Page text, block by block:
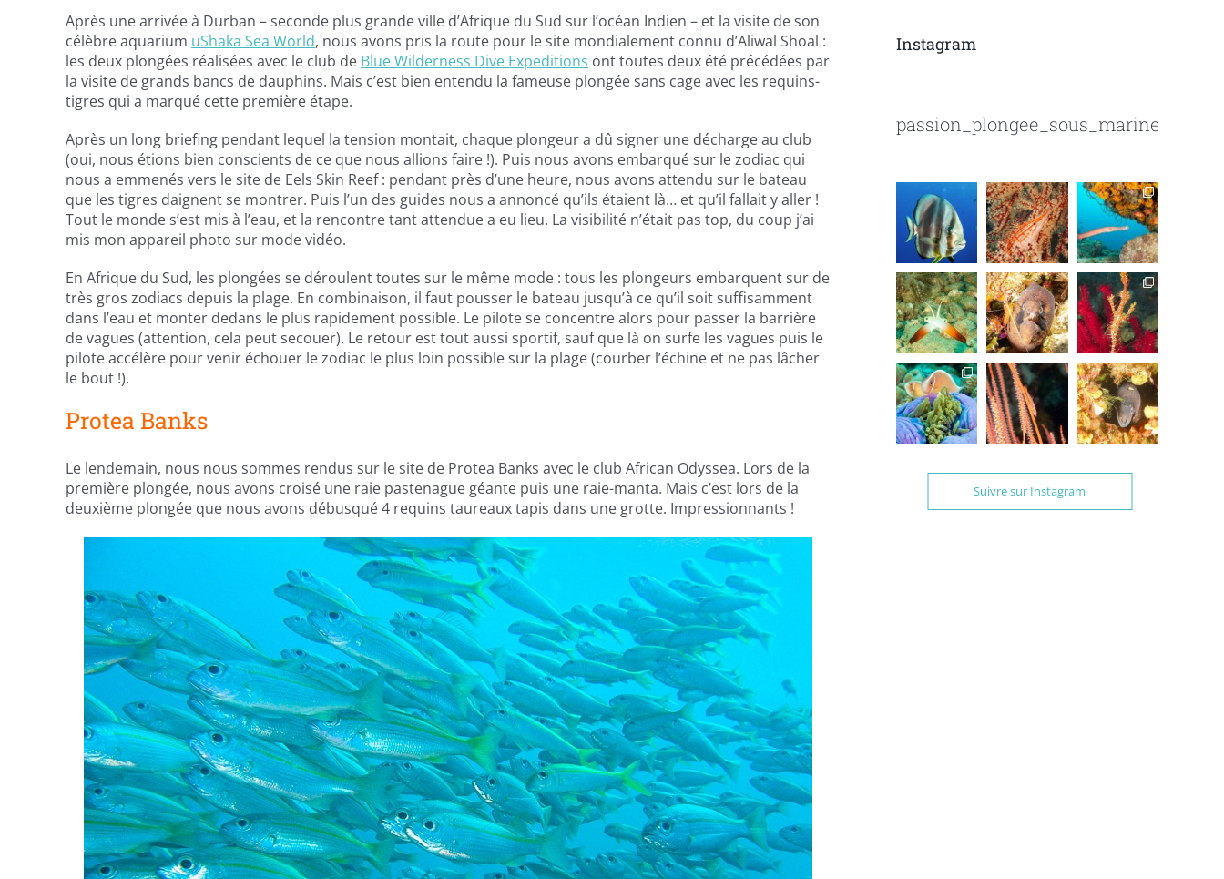
Après une arrivée à Durban – seconde plus grande ville d’Afrique du Sud sur l’océan Indien – et la visite de son
célèbre aquarium uShaka Sea World, nous avons pris la route pour le site mondialement connu d’Aliwal Shoal :
les deux plongées réalisées avec le club de Blue Wilderness Dive Expeditions ont toutes deux été précédées par
la visite de grands bancs de dauphins. Mais c’est bien entendu la fameuse plongée sans cage avec les requins-
tigres qui a marqué cette première étape.
Après un long briefing pendant lequel la tension montait, chaque plongeur a dû signer une décharge au club
(oui, nous étions bien conscients de ce que nous allions faire !). Puis nous avons embarqué sur le zodiac qui
nous a emmenés vers le site de Eels Skin Reef : pendant près d’une heure, nous avons attendu sur le bateau
que les tigres daignent se montrer. Puis l’un des guides nous a annoncé qu’ils étaient là… et qu’il fallait y aller !
Tout le monde s’est mis à l’eau, et la rencontre tant attendue a eu lieu. La visibilité n’était pas top, du coup j’ai
mis mon appareil photo sur mode vidéo.
En Afrique du Sud, les plongées se déroulent toutes sur le même mode : tous les plongeurs embarquent sur de
très gros zodiacs depuis la plage. En combinaison, il faut pousser le bateau jusqu’à ce qu’il soit suffisamment
dans l’eau et monter dedans le plus rapidement possible. Le pilote se concentre alors pour passer la barrière
de vagues (attention, cela peut secouer). Le retour est tout aussi sportif, sauf que là on surfe les vagues puis le
pilote accélère pour venir échouer le zodiac le plus loin possible sur la plage (courber l’échine et ne pas lâcher
le bout !).
Protea Banks
Le lendemain, nous nous sommes rendus sur le site de Protea Banks avec le club African Odyssea. Lors de la
première plongée, nous avons croisé une raie pastenague géante puis une raie-manta. Mais c’est lors de la
deuxième plongée que nous avons débusqué 4 requins taureaux tapis dans une grotte. Impressionnants !
Instagram
passion_plongee_sous_marine
Suivre sur Instagram